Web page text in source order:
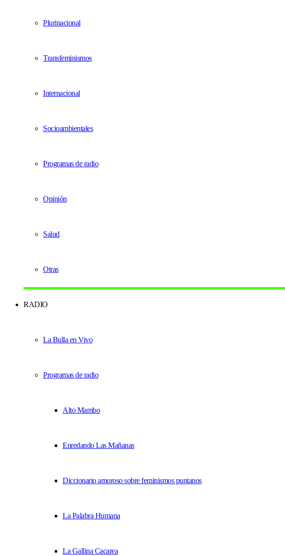
Plurinacional
Transfeminismos
Internacional
Socioambientales
Programas de radio
Opinión
Salud
Otras
RADIO
La Bulla en Vivo
Programas de radio
Alto Mambo
Enredando Las Mañanas
Diccionario amoroso sobre feminismos puntanos
La Palabra Humana
La Gallina Cacarea